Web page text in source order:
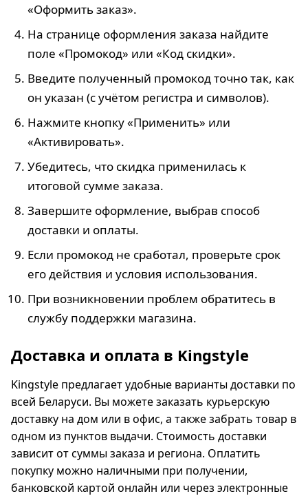
«Оформить заказ».
На странице оформления заказа найдите
поле «Промокод» или «Код скидки».
Введите полученный промокод точно так, как
он указан (с учётом регистра и символов).
Нажмите кнопку «Применить» или
«Активировать».
Убедитесь, что скидка применилась к
итоговой сумме заказа.
Завершите оформление, выбрав способ
доставки и оплаты.
Если промокод не сработал, проверьте срок
его действия и условия использования.
При возникновении проблем обратитесь в
службу поддержки магазина.
Доставка и оплата в Kingstyle
Kingstyle предлагает удобные варианты доставки по
всей Беларуси. Вы можете заказать курьерскую
доставку на дом или в офис, а также забрать товар в
одном из пунктов выдачи. Стоимость доставки
зависит от суммы заказа и региона. Оплатить
покупку можно наличными при получении,
банковской картой онлайн или через электронные